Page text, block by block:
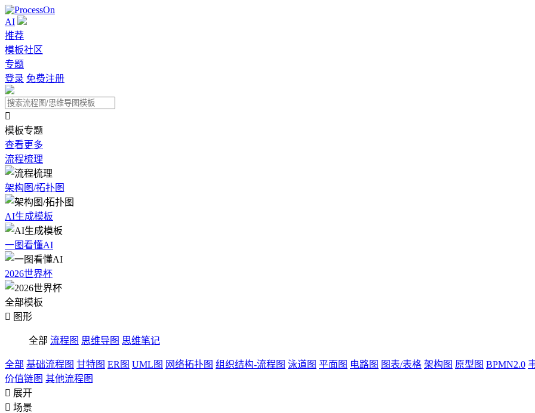
AI
推荐
模板社区
专题
登录 免费注册

模板专题
查看更多
流程梳理
架构图/拓扑图
AI生成模板
一图看懂AI
2026世界杯
全部模板
 图形
全部 流程图 思维导图 思维笔记
全部 基础流程图 甘特图 ER图 UML图 网络拓扑图 组织结构-流程图 泳道图 平面图 电路图 图表/表格 架构图 原型图 BPMN2.0
价值链图 其他流程图
 展开
 场景